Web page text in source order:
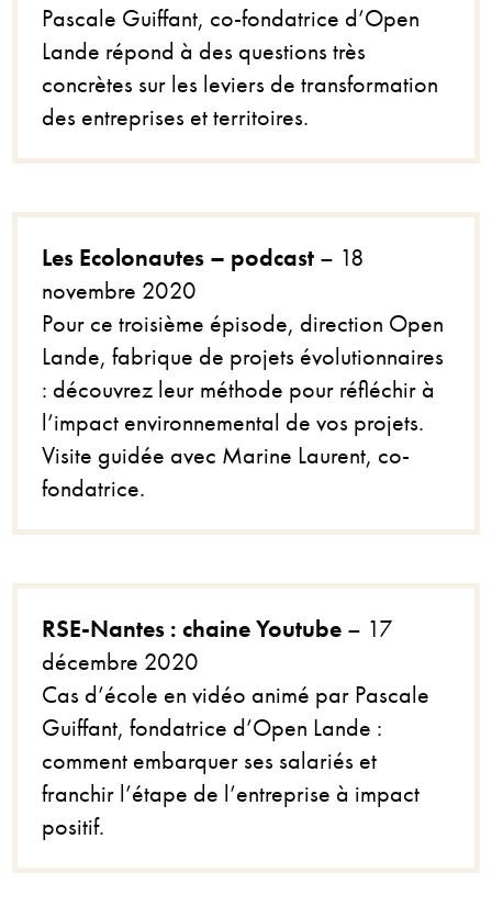
Pascale Guiffant, co-fondatrice d’Open
Lande répond à des questions très
concrètes sur les leviers de transformation
des entreprises et territoires.
Les Ecolonautes – podcast – 18
novembre 2020
Pour ce troisième épisode, direction Open
Lande, fabrique de projets évolutionnaires
: découvrez leur méthode pour réfléchir à
l’impact environnemental de vos projets.
Visite guidée avec Marine Laurent, co-
fondatrice.
RSE-Nantes : chaine Youtube – 17
décembre 2020
Cas d’école en vidéo animé par Pascale
Guiffant, fondatrice d’Open Lande :
comment embarquer ses salariés et
franchir l’étape de l’entreprise à impact
positif.